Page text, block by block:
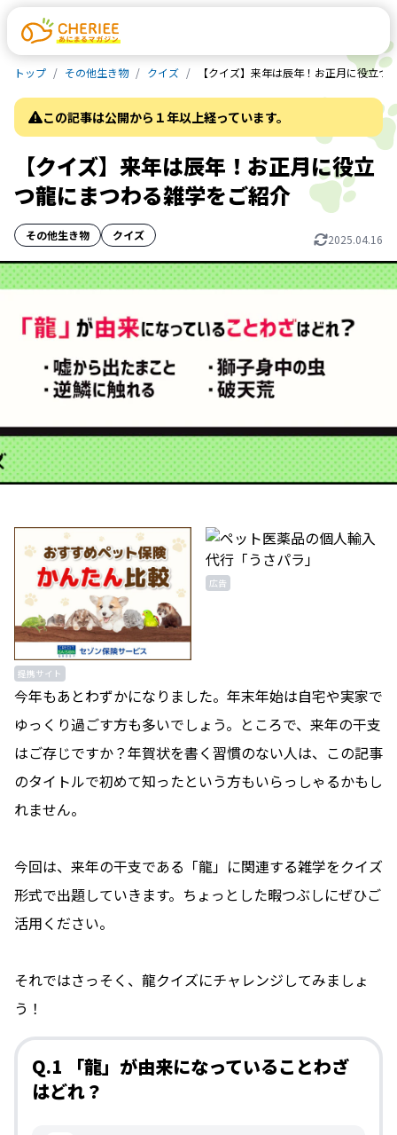
トップ その他生き物 クイズ 【クイズ】来年は辰年！お正月に役立
この記事は公開から１年以上経っています。
【クイズ】来年は辰年！お正月に役立
つ龍にまつわる雑学をご紹介
その他生き物 クイズ 2025.04.16
提携サイト
広告
今年もあとわずかになりました。年末年始は自宅や実家で
ゆっくり過ごす方も多いでしょう。ところで、来年の干支
はご存じですか？年賀状を書く習慣のない人は、この記事
のタイトルで初めて知ったという方もいらっしゃるかもし
れません。
今回は、来年の干支である「龍」に関連する雑学をクイズ
形式で出題していきます。ちょっとした暇つぶしにぜひご
活用ください。
それではさっそく、龍クイズにチャレンジしてみましょ
う！
Q.1 「龍」が由来になっていることわざ
はどれ？